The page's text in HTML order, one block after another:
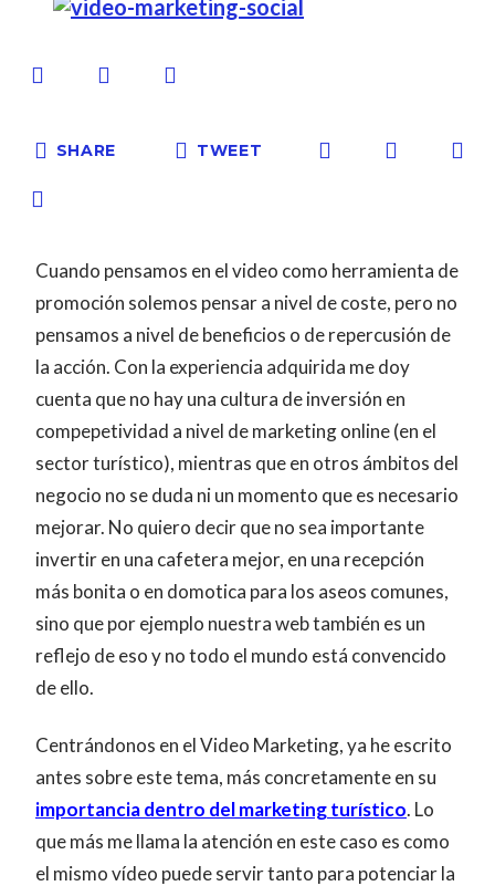
SHARE TWEET
Cuando pensamos en el video como herramienta de
promoción solemos pensar a nivel de coste, pero no
pensamos a nivel de beneficios o de repercusión de
la acción. Con la experiencia adquirida me doy
cuenta que no hay una cultura de inversión en
compepetividad a nivel de marketing online (en el
sector turístico), mientras que en otros ámbitos del
negocio no se duda ni un momento que es necesario
mejorar. No quiero decir que no sea importante
invertir en una cafetera mejor, en una recepción
más bonita o en domotica para los aseos comunes,
sino que por ejemplo nuestra web también es un
reflejo de eso y no todo el mundo está convencido
de ello.
Centrándonos en el Video Marketing, ya he escrito
antes sobre este tema, más concretamente en su
importancia dentro del marketing turístico. Lo
que más me llama la atención en este caso es como
el mismo vídeo puede servir tanto para potenciar la